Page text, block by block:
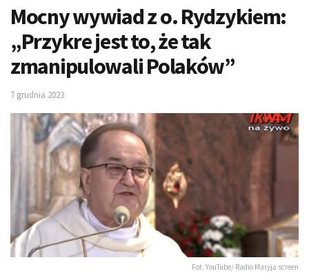
Mocny wywiad z o. Rydzykiem:
„Przykre jest to, że tak
zmanipulowali Polaków”
7 grudnia 2023
Fot. YouTube/ Radio Maryja screen